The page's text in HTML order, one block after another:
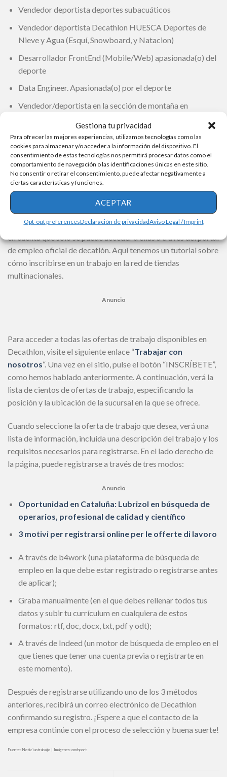
Gestiona tu privacidad
Para ofrecer las mejores experiencias, utilizamos tecnologías como las
cookies para almacenar y/o acceder a la información del dispositivo. El
consentimiento de estas tecnologías nos permitirá procesar datos como el
comportamiento de navegación o las identificaciones únicas en este sitio.
No consentir o retirar el consentimiento, puede afectar negativamente a
ciertas características y funciones.
ACEPTAR
Opt-out preferencesDeclaración de privacidadAviso Legal / Imprint
Vendedor deportista deportes subacuáticos
Vendedor deportista Decathlon HUESCA Deportes de
Nieve y Agua (Esquí, Snowboard, y Natacion)
Desarrollador FrontEnd (Mobile/Web) apasionada(o) del
deporte
Data Engineer. Apasionada(o) por el deporte
Vendedor/deportista en la sección de montaña en
Operario de atención al cliente de compras online, entre
otros puestos.
Envíe su currículum o programe su entrevista en línea.
¡Atención! Red de productos deportivos Decathlon
contrata vendedores, contables y otros
Si usted está interesado en cualquiera de estas ofertas, tenga
en cuenta que sólo se puede acceder a ellas a través del portal
de empleo oficial de decatlón. Aquí tenemos un tutorial sobre
cómo inscribirse en un trabajo en la red de tiendas
multinacionales.
Anuncio
Para acceder a todas las ofertas de trabajo disponibles en
Decathlon, visite el siguiente enlace “Trabajar con
nosotros“. Una vez en el sitio, pulse el botón “INSCRÍBETE”,
como hemos hablado anteriormente. A continuación, verá la
lista de cientos de ofertas de trabajo, especificando la
posición y la ubicación de la sucursal en la que se ofrece.
Cuando seleccione la oferta de trabajo que desea, verá una
lista de información, incluida una descripción del trabajo y los
requisitos necesarios para registrarse. En el lado derecho de
la página, puede registrarse a través de tres modos:
Anuncio
Oportunidad en Cataluña: Lubrizol en búsqueda de
operarios, profesional de calidad y científico
3 motivi per registrarsi online per le offerte di lavoro
A través de b4work (una plataforma de búsqueda de
empleo en la que debe estar registrado o registrarse antes
de aplicar);
Graba manualmente (en el que debes rellenar todos tus
datos y subir tu currículum en cualquiera de estos
formatos: rtf, doc, docx, txt, pdf y odt);
A través de Indeed (un motor de búsqueda de empleo en el
que tienes que tener una cuenta previa o registrarte en
este momento).
Después de registrarse utilizando uno de los 3 métodos
anteriores, recibirá un correo electrónico de Decathlon
confirmando su registro. ¡Espere a que el contacto de la
empresa continúe con el proceso de selección y buena suerte!
Fuente: Noticiastrabajo | Imágenes: cmdsport